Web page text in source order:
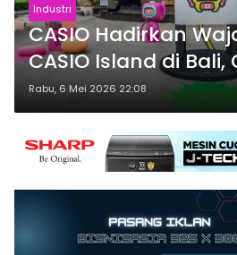
Industri
CASIO Hadirkan
CASIO Island di Bali,
NIGO
Rabu, 6 Mei 2026 22:08